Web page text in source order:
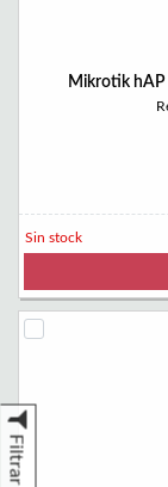
Filtrar
Mikrotik hAP
Sin stock